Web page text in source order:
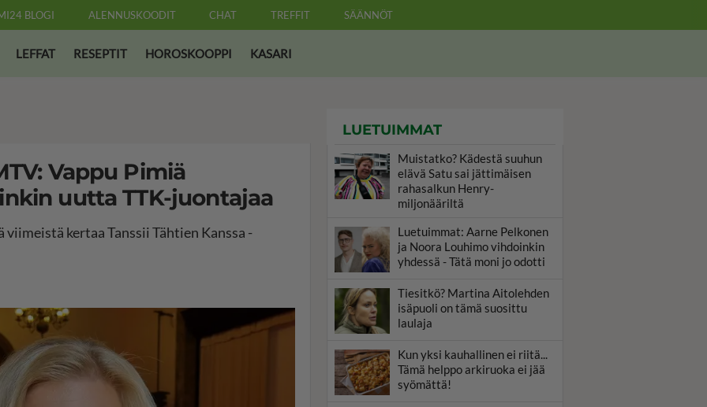
BLOGI ALENNUSKOODIT CHAT TREFFIT SÄÄNNÖT
LEFFAT RESEPTIT HOROSKOOPPI KASARI
Vappu Pimiä
uutta TTK-juontajaa
kertaa Tanssii Tähtien Kanssa -
LUETUIMMAT
Muistatko? Kädestä suuhun
elävä Satu sai jättimäisen
rahasalkun Henry-
miljonääriltä
Luetuimmat: Aarne Pelkonen
ja Noora Louhimo vihdoinkin
yhdessä - Tätä moni jo odotti
Tiesitkö? Martina Aitolehden
isäpuoli on tämä suosittu
laulaja
Kun yksi kauhallinen ei riitä...
Tämä helppo arkiruoka ei jää
syömättä!